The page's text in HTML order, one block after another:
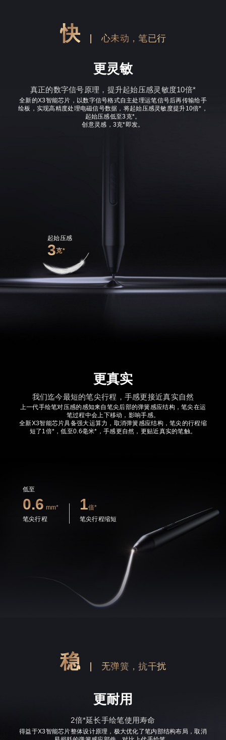
快 心未动，笔已行
更灵敏
真正的数字信号原理，提升起始压感灵敏度10倍*
全新的X3智能芯片，以数字信号格式自主处理运笔信号后再传输给手
绘板，实现高精度处理电磁信号数据，将起始压感灵敏度提升10倍*，
起始压感低至3克*。
创意灵感，3克*即发。
起始压感
3克*
更真实
我们迄今最短的笔尖行程，手感更接近真实自然
上一代手绘笔对压感的感知来自笔尖后部的弹簧感应结构，笔尖在运
笔过程中会上下移动，影响手感。
全新X3智能芯片具备强大运算力，取消弹簧感应结构，笔尖的行程缩
短了1倍*，低至0.6毫米*，手感更自然，更贴近真实的笔触。
低至
0.6 mm*
笔尖行程
1倍*
笔尖行程缩短
稳 无弹簧，抗干扰
更耐用
2倍*延长手绘笔使用寿命
得益于X3智能芯片整体设计原理，极大优化了笔内部结构布局，取消